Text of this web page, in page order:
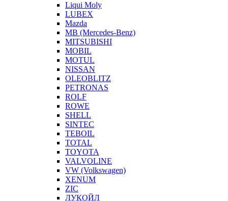
Liqui Moly
LUBEX
Mazda
MB (Mercedes-Вenz)
MITSUBISHI
MOBIL
MOTUL
NISSAN
OLEOBLITZ
PETRONAS
ROLF
ROWE
SHELL
SINTEC
TEBOIL
TOTAL
TOYOTA
VALVOLINE
VW (Volkswagen)
XENUM
ZIC
ЛУКОЙЛ